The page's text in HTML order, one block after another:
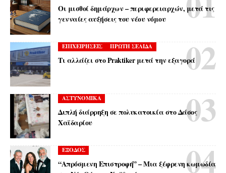
Οι μισθοί δημάρχων – περιφερειαρχών, μετά τις
γενναίες αυξήσεις του νέου νόμου
ΕΠΙΧΕΙΡΗΣΕΙΣ ΠΡΩΤΗ ΣΕΛΙΔΑ
Τι αλλάζει στο Praktiker μετά την εξαγορά
ΑΣΤΥΝΟΜΙΚΑ
Διπλή διάρρηξη σε πολυκατοικία στο Δάσος
Χαϊδαρίου
ΕΞΟΔΟΣ
“Απρόσμενη Επιστροφή” – Μια ξέφρενη κωμωδία